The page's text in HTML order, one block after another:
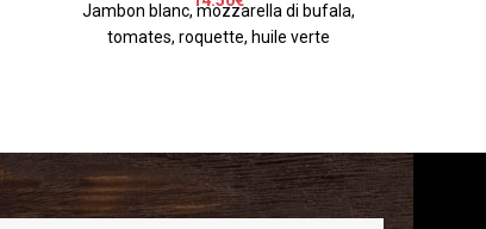
Jambon blanc, mozzarella di bufala,
tomates, roquette, huile verte